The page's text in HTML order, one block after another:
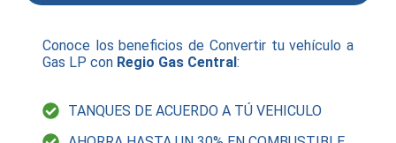
Conoce los beneficios de Convertir tu vehículo a
Gas LP con Regio Gas Central:
TANQUES DE ACUERDO A TÚ VEHICULO